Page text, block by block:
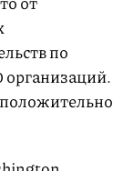
по
организаций.